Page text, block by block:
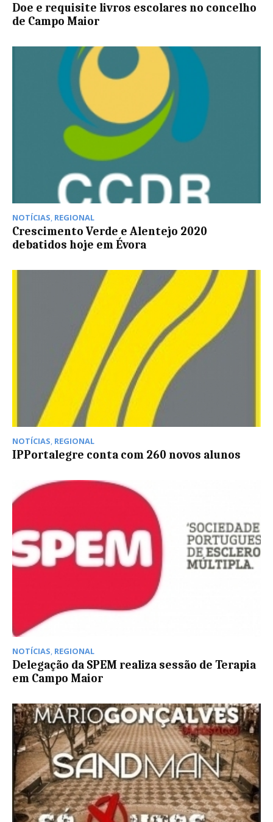
Doe e requisite livros escolares no concelho
de Campo Maior
NOTÍCIAS, REGIONAL
Crescimento Verde e Alentejo 2020
debatidos hoje em Évora
NOTÍCIAS, REGIONAL
IPPortalegre conta com 260 novos alunos
NOTÍCIAS, REGIONAL
Delegação da SPEM realiza sessão de Terapia
em Campo Maior